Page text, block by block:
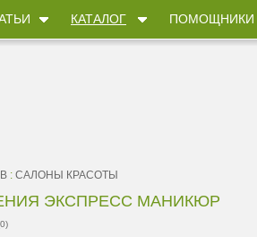
КАТАЛОГ ПОМОЩНИКИ
: САЛОНЫ КРАСОТЫ
ЭКСПРЕСС МАНИКЮР